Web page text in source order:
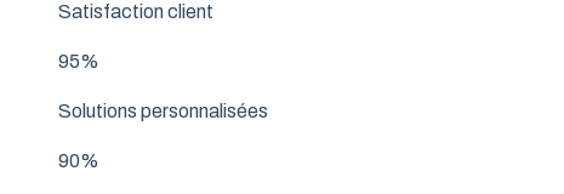
Satisfaction client
95%
Solutions personnalisées
90%